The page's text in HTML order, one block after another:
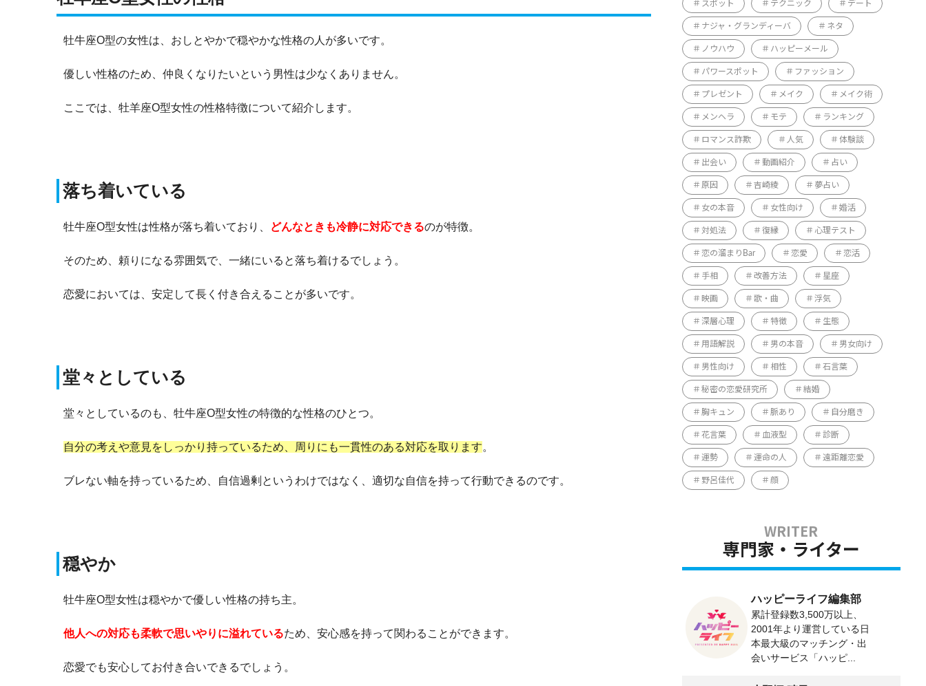
牡牛座O型の女性は、おしとやかで穏やかな性格の人が多いです。
優しい性格のため、仲良くなりたいという男性は少なくありません。
ここでは、牡羊座O型女性の性格特徴について紹介します。
落ち着いている
牡牛座O型女性は性格が落ち着いており、 どんなときも冷静に対応できるのが特徴。
そのため、頼りになる雰囲気で、一緒にいると落ち着けるでしょう。
恋愛においては、安定して長く付き合えることが多いです。
堂々としている
堂々としているのも、牡牛座O型女性の特徴的な性格のひとつ。
自分の考えや意見をしっかり持っているため、周りにも一貫性のある対応を取ります。
ブレない軸を持っているため、自信過剰というわけではなく、適切な自信を持って行動できるのです。
穏やか
牡牛座O型女性は穏やかで優しい性格の持ち主。
他人への対応も柔軟で思いやりに溢れているため、安心感を持って関わることができます。
恋愛でも安心してお付き合いできるでしょう。
スポット テクニック デート
ナジャ・グランディーバ ネタ
ノウハウ ハッピーメール
パワースポット ファッション
プレゼント メイク メイク術
メンヘラ モテ ランキング
ロマンス詐欺 人気 体験談
出会い 動画紹介 占い
原因 吉崎綾 夢占い
女の本音 女性向け 婚活
対処法 復縁 心理テスト
恋の溜まりBar 恋愛 恋活
手相 改善方法 星座
映画 歌・曲 浮気
深層心理 特徴 生態
用語解説 男の本音 男女向け
男性向け 相性 石言葉
秘密の恋愛研究所 結婚
胸キュン 脈あり 自分磨き
花言葉 血液型 診断
運勢 運命の人 遠距離恋愛
野呂佳代 顔
専門家・ライター
ハッピーライフ編集部
累計登録数3,500万以上、
2001年より運営している日
本最大級のマッチング・出
会いサービス「ハッピ...